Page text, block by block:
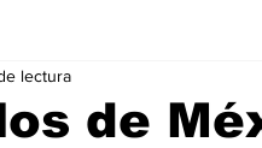
Turismo
de
lectura